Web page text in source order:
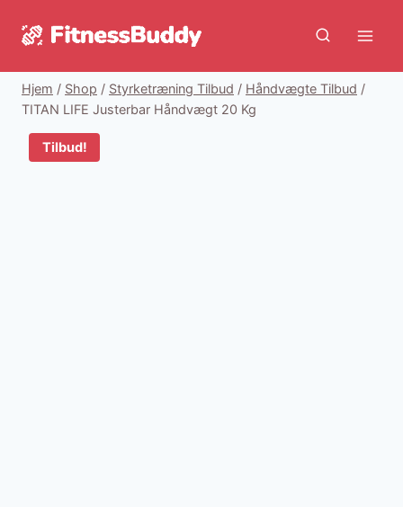
Hjem / Shop / Styrketræning Tilbud / Håndvægte Tilbud /
TITAN LIFE Justerbar Håndvægt 20 Kg
Tilbud!